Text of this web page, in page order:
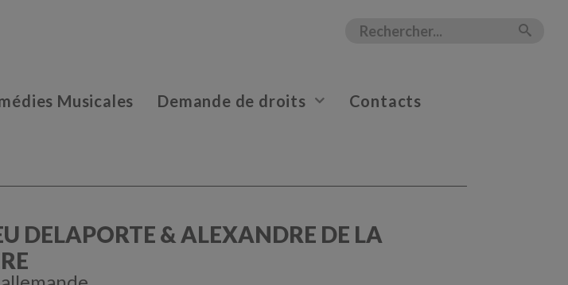
Musicales Demande de droits Contacts
DELAPORTE & ALEXANDRE DE LA